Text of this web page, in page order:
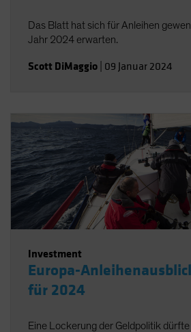
Das Blatt hat sich für Anleihen
Jahr 2024 erwarten.
Scott DiMaggio 09 Januar 2024
Investment
Europa-
für 2024
Eine Lockerung der Geldpolitik